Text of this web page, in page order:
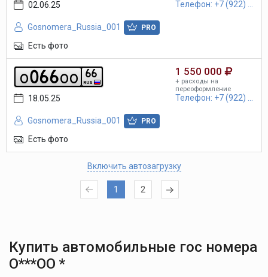
02.06.25
Gosnomera_Russia_001 PRO
Есть фото
Телефон: +7 (922) ...
o066oo RUS
66
18.05.25
Gosnomera_Russia_001 PRO
Есть фото
1 550 000
+ расходы на
переоформление
Телефон: +7 (922) ...
Включить автозагрузку
1 2
Купить автомобильные гос номера
О***ОО *